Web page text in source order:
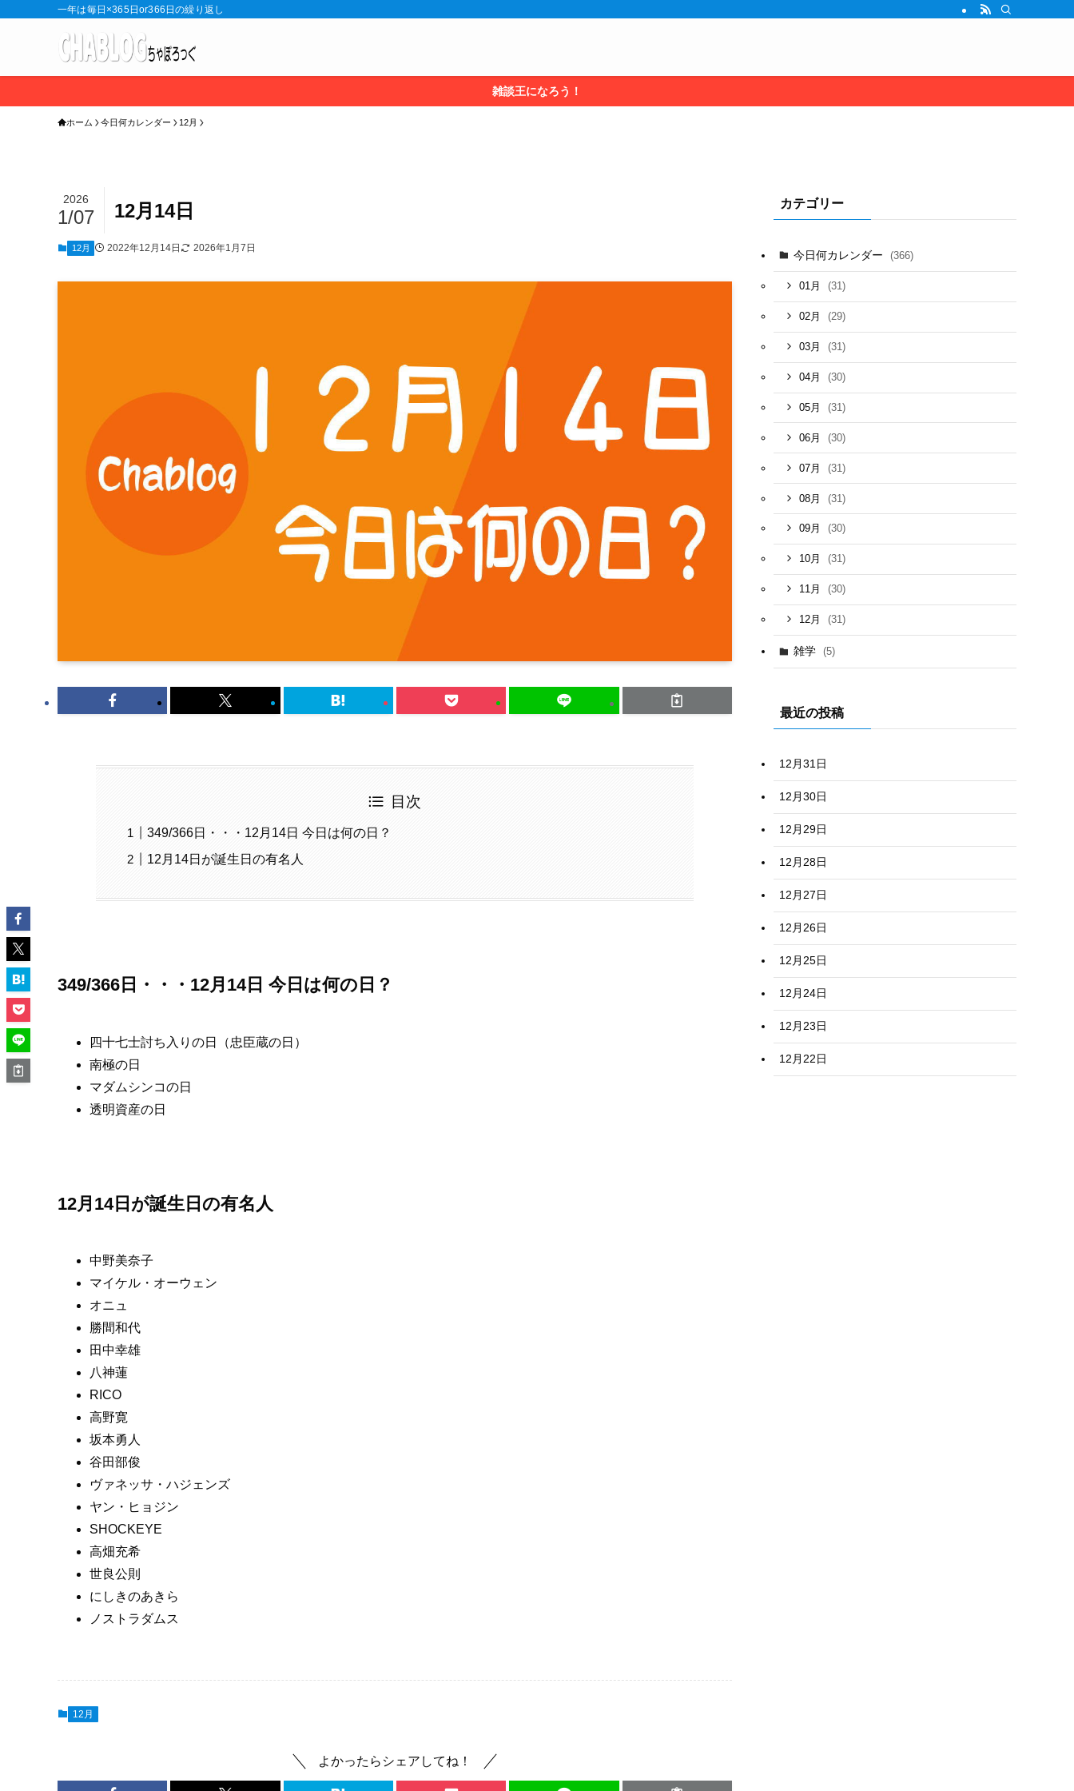
一年は毎日×365日or366日の繰り返し
雑談王になろう！
ホーム 今日何カレンダー 12月
12月14日
2026
1/07
12月 2022年12月14日 2026年1月7日
目次
349/366日・・・12月14日 今日は何の日？
12月14日が誕生日の有名人
349/366日・・・12月14日 今日は何の日？
四十七士討ち入りの日（忠臣蔵の日）
南極の日
マダムシンコの日
透明資産の日
12月14日が誕生日の有名人
中野美奈子
マイケル・オーウェン
オニュ
勝間和代
田中幸雄
八神蓮
RICO
高野寛
坂本勇人
谷田部俊
ヴァネッサ・ハジェンズ
ヤン・ヒョジン
SHOCKEYE
高畑充希
世良公則
にしきのあきら
ノストラダムス
12月
よかったらシェアしてね！
カテゴリー
今日何カレンダー (366)
01月 (31)
02月 (29)
03月 (31)
04月 (30)
05月 (31)
06月 (30)
07月 (31)
08月 (31)
09月 (30)
10月 (31)
11月 (30)
12月 (31)
雑学 (5)
最近の投稿
12月31日
12月30日
12月29日
12月28日
12月27日
12月26日
12月25日
12月24日
12月23日
12月22日